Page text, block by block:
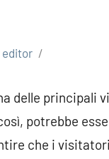
editor
delle
potrebbe
che i